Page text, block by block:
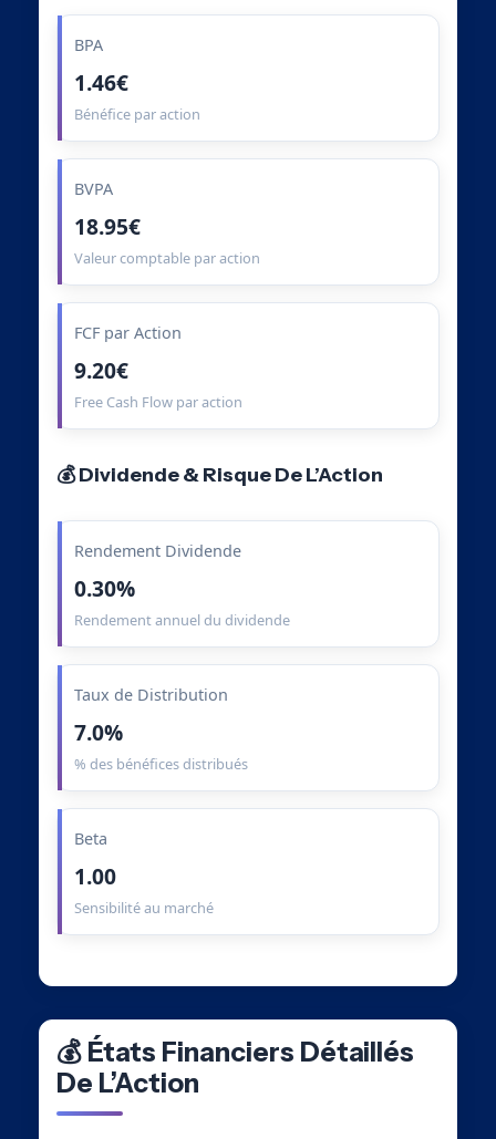
BPA
1.46€
Bénéfice par action
BVPA
18.95€
Valeur comptable par action
FCF par Action
9.20€
Free Cash Flow par action
💰 Dividende & Risque De L’Action
Rendement Dividende
0.30%
Rendement annuel du dividende
Taux de Distribution
7.0%
% des bénéfices distribués
Beta
1.00
Sensibilité au marché
💰 États Financiers Détaillés
De L’Action